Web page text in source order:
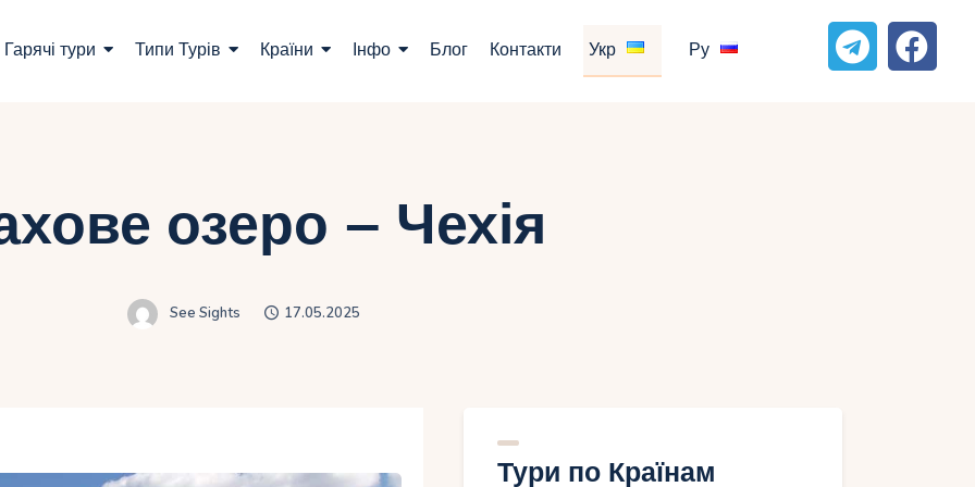
Гарячі тури Типи Турів Країни Інфо Блог Контакти Укр Ру
озеро – Чехія
See Sights 17.05.2025
Тури по Країнам